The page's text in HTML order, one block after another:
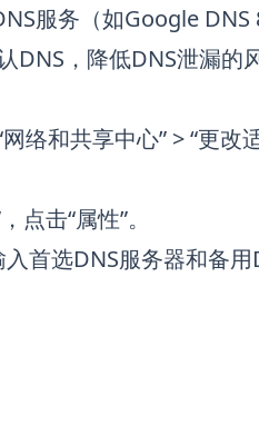
服务（如Google
DNS，降低DNS泄漏的
络和共享中心” > “更改
击“属性”。
首选DNS服务器和备